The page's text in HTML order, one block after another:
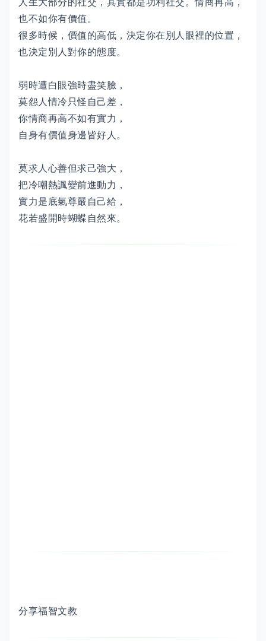
人生大部分的社交，其實都是功利社交。情商再高，
也不如你有價值。
很多時候，價值的高低，決定你在別人眼裡的位置，
也決定別人對你的態度。
弱時遭白眼強時盡笑臉，
莫怨人情冷只怪自己差，
你情商再高不如有實力，
自身有價值身邊皆好人。
莫求人心善但求己強大，
把冷嘲熱諷變前進動力，
實力是底氣尊嚴自己給，
花若盛開時蝴蝶自然來。
分享福智文教